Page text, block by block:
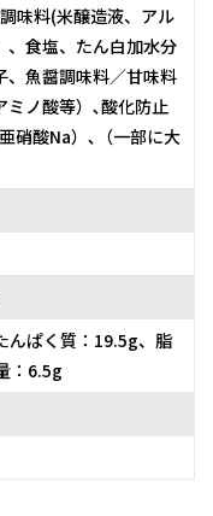
味料(米醸造液、アル
、食塩、たん白加水分
、魚醤調味料／甘味料
ミノ酸等）､酸化防止
硝酸Na）､（一部に大
んぱく質：19.5g、脂
：6.5g